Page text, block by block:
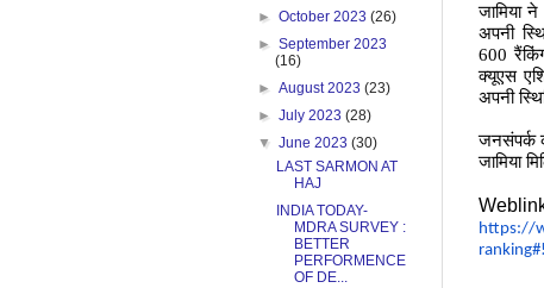
जामिया
अपनी
600
क्यूएस
अपनी
जनसंपर्क
जामिया
https://
►October 2023(26)
►September 2023
(16)
►August 2023(23)
►July 2023(28)
▼June 2023(30)
LAST SARMON AT
HAJ
INDIA TODAY-
MDRA SURVEY :
BETTER
PERFORMENCE
OF DE...